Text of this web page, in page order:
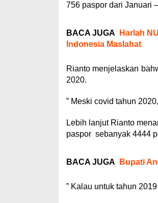
756 paspor dari Januari
BACA JUGA
Harlah
Indonesia Maslahat
Rianto menjelaskan
2020.
” Meski covid tahun
Lebih lanjut Rianto
paspor sebanyak 4444
BACA JUGA Bupati
” Kalau untuk tahun